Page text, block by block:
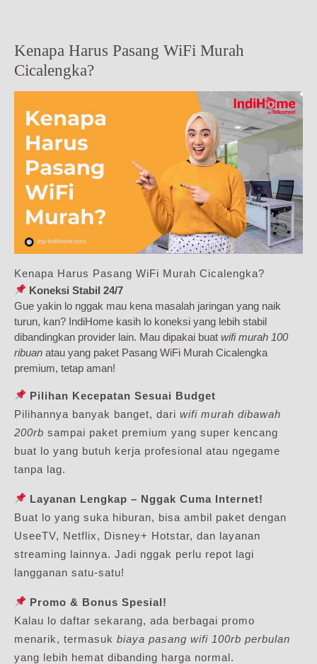
Kenapa Harus Pasang WiFi Murah
Cicalengka?
Kenapa Harus Pasang WiFi Murah Cicalengka?
Koneksi Stabil 24/7
Gue yakin lo nggak mau kena masalah jaringan yang naik
turun, kan? IndiHome kasih lo koneksi yang lebih stabil
dibandingkan provider lain. Mau dipakai buat wifi murah 100
ribuan atau yang paket Pasang WiFi Murah Cicalengka
premium, tetap aman!
Pilihan Kecepatan Sesuai Budget
Pilihannya banyak banget, dari wifi murah dibawah
200rb sampai paket premium yang super kencang
buat lo yang butuh kerja profesional atau ngegame
tanpa lag.
Layanan Lengkap – Nggak Cuma Internet!
Buat lo yang suka hiburan, bisa ambil paket dengan
UseeTV, Netflix, Disney+ Hotstar, dan layanan
streaming lainnya. Jadi nggak perlu repot lagi
langganan satu-satu!
Promo & Bonus Spesial!
Kalau lo daftar sekarang, ada berbagai promo
menarik, termasuk biaya pasang wifi 100rb perbulan
yang lebih hemat dibanding harga normal.